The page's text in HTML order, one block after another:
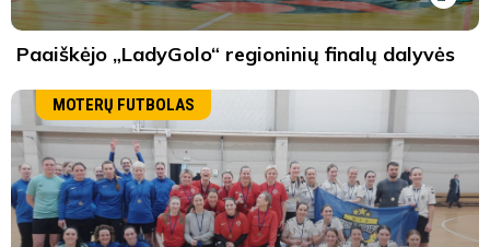
Paaiškėjo „LadyGolo“ regioninių finalų dalyvės
MOTERŲ FUTBOLAS